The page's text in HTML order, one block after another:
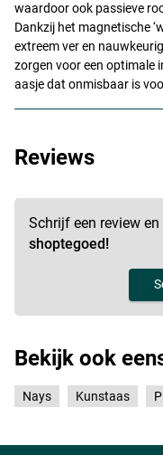
waardoor ook passieve
Dankzij het magnetische
extreem ver en
zorgen voor een optimale
aasje dat onmisbaar is
Reviews
Schrijf een review
shoptegoed!
Bekijk ook
Nays Kunstaas